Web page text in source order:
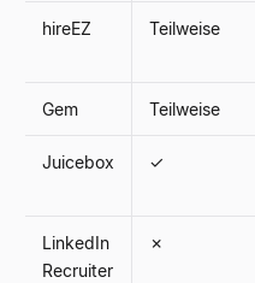
hireEZ Teilweise
Gem Teilweise
Juicebox ✓
LinkedIn
Recruiter
✗